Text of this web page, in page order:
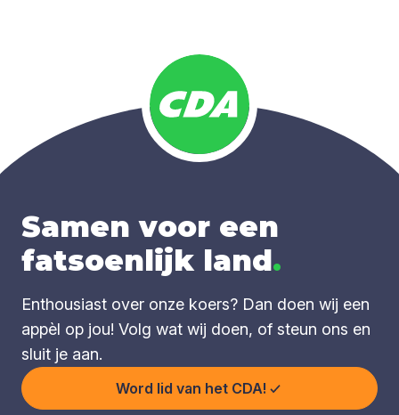
Samen voor een
fatsoenlijk land.
Enthousiast over onze koers? Dan doen wij een
appèl op jou! Volg wat wij doen, of steun ons en
sluit je aan.
Word lid van het CDA!